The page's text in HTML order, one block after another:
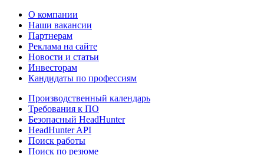
О компании
Наши вакансии
Партнерам
Реклама на сайте
Новости и статьи
Инвесторам
Кандидаты по профессиям
Производственный календарь
Требования к ПО
Безопасный HeadHunter
HeadHunter API
Поиск работы
Поиск по резюме